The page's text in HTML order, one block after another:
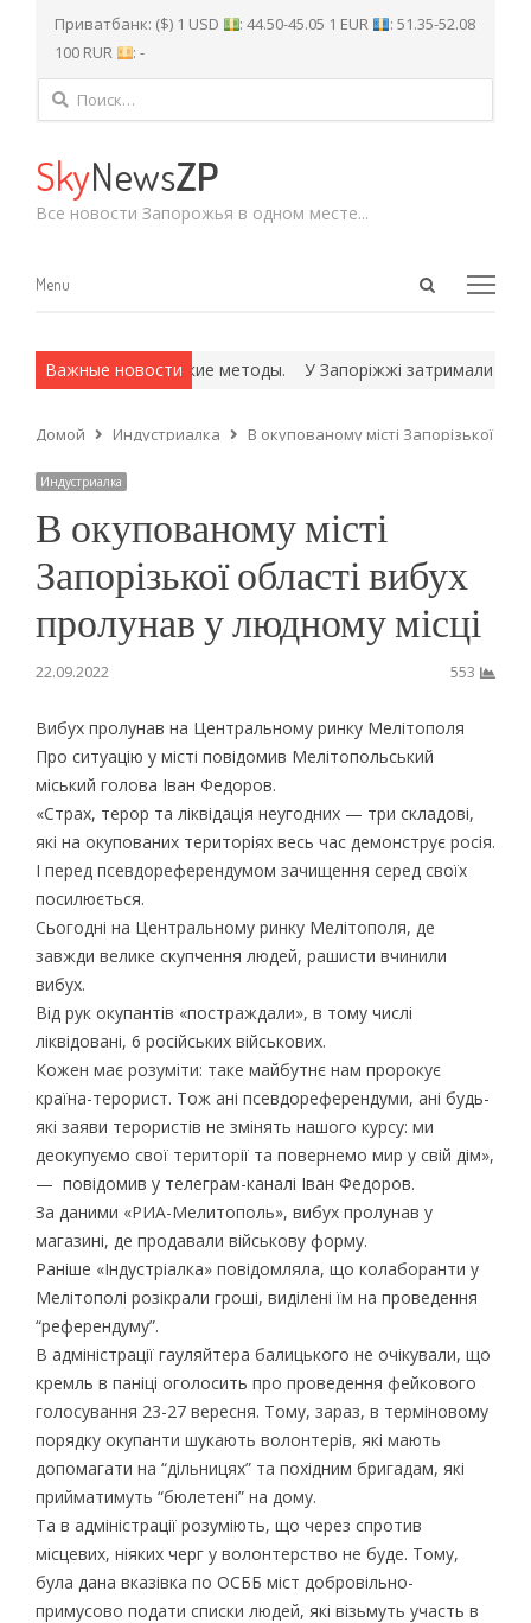
Приватбанк: ($) 1 USD : 44.50-45.05 1 EUR
: 51.35-52.08
100 RUR
: -
Найти:
SkyNewsZP
Все новости Запорожья в одном месте...
Open
Menu
Menu
Важные новости
на всех и армейские методы. У Запоріжжі затримали 40-
Домой Индустриалка В окупованому місті Запорізької
Индустриалка
В окупованому місті
Запорізької області вибух
пролунав у людному місці
22.09.2022 553
Вибух пролунав на Центральному ринку Мелітополя
Про ситуацію у місті повідомив Мелітопольський
міський голова Іван Федоров.
«Страх, терор та ліквідація неугодних — три складові,
які на окупованих територіях весь час демонструє росія.
І перед псевдореферендумом зачищення серед своїх
посилюється.
Сьогодні на Центральному ринку Мелітополя, де
завжди велике скупчення людей, рашисти вчинили
вибух.
Від рук окупантів «постраждали», в тому числі
ліквідовані, 6 російських військових.
Кожен має розуміти: таке майбутнє нам пророкує
країна-терорист. Тож ані псевдореферендуми, ані будь-
які заяви терористів не змінять нашого курсу: ми
деокупуємо свої території та повернемо мир у свій дім»,
— повідомив у телеграм-каналі Іван Федоров.
За даними «РИА-Мелитополь», вибух пролунав у
магазині, де продавали військову форму.
Раніше «Індустріалка» повідомляла, що колаборанти у
Мелітополі розікрали гроші, виділені їм на проведення
“референдуму”.
В адміністрації гауляйтера балицького не очікували, що
кремль в паніці оголосить про проведення фейкового
голосування 23-27 вересня. Тому, зараз, в терміновому
порядку окупанти шукають волонтерів, які мають
допомагати на “дільницях” та похідним бригадам, які
прийматимуть “бюлетені” на дому.
Та в адміністрації розуміють, що через спротив
місцевих, ніяких черг у волонтерство не буде. Тому,
була дана вказівка по ОСББ міст добровільно-
примусово подати списки людей, які візьмуть участь в